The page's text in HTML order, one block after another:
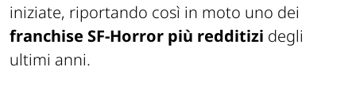
iniziate, riportando così in moto uno dei
franchise SF-Horror più redditizi degli
ultimi anni.